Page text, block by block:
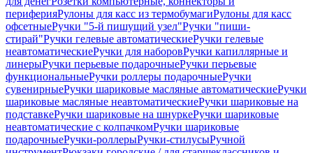
периферияРулоны для касс из термобумагиРулоны для касс
офсетныеРучки "5-й пишущий узел"Ручки "пиши-
стирай"Ручки гелевые автоматическиеРучки гелевые
неавтоматическиеРучки для наборовРучки капиллярные и
линерыРучки перьевые подарочныеРучки перьевые
функциональныеРучки роллеры подарочныеРучки
сувенирныеРучки шариковые масляные автоматическиеРучки
шариковые масляные неавтоматическиеРучки шариковые на
подставкеРучки шариковые на шнуркеРучки шариковые
неавтоматические с колпачкомРучки шариковые
подарочныеРучки-роллерыРучки-стилусыРучной